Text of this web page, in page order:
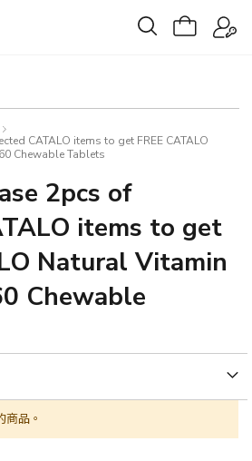
CATALO items to get FREE CATALO
Chewable Tablets
2pcs of
items to get
Natural Vitamin
Chewable
品。